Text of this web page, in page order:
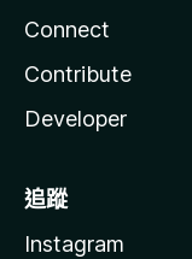
Connect
Contribute
Developer
追蹤
Instagram